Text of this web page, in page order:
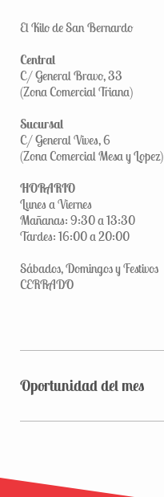
El Kilo de San Bernardo
Central
C/ General Bravo, 33
(Zona Comercial Triana)
Sucursal
C/ General Vives, 6
(Zona Comercial Mesa y Lopez)
HORARIO
Lunes a Viernes
Mañanas: 9:30 a 13:30
Tardes: 16:00 a 20:00
Sábados, Domingos y Festivos
CERRADO
Oportunidad del mes